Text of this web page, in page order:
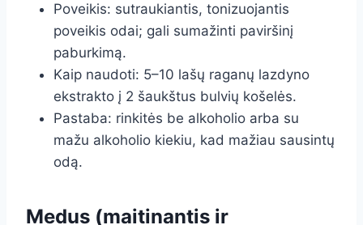
Poveikis: sutraukiantis, tonizuojantis
poveikis odai; gali sumažinti paviršinį
paburkimą.
Kaip naudoti: 5–10 lašų raganų lazdyno
ekstrakto į 2 šaukštus bulvių košelės.
Pastaba: rinkitės be alkoholio arba su
mažu alkoholio kiekiu, kad mažiau sausintų
odą.
Medus (maitinantis ir